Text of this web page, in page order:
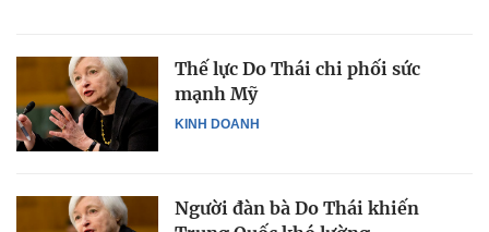
KINH DOANH
Thế lực Do Thái chi phối sức
mạnh Mỹ
Người đàn bà Do Thái khiến